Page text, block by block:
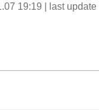
19:19 | last update